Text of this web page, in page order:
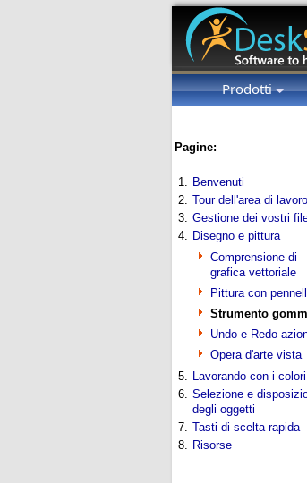
Prodotti
Pagine:
1. Benvenuti
2. Tour dell'area di lavoro
3. Gestione dei vostri
4. Disegno e pittura
Comprensione di
grafica vettoriale
Pittura con
Strumento
Undo e Redo
Opera d'arte vista
5. Lavorando con i colori
6. Selezione e
degli oggetti
7. Tasti di scelta rapida
8. Risorse